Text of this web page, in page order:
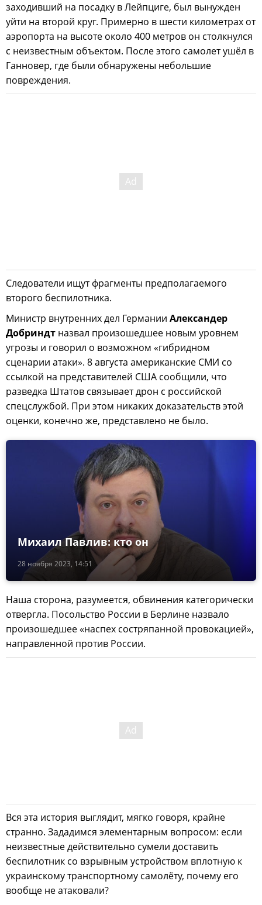
заходивший на посадку в Лейпциге, был вынужден
уйти на второй круг. Примерно в шести километрах от
аэропорта на высоте около 400 метров он столкнулся
с неизвестным объектом. После этого самолет ушёл в
Ганновер, где были обнаружены небольшие
повреждения.
Следователи ищут фрагменты предполагаемого
второго беспилотника.
Министр внутренних дел Германии Александер
Добриндт назвал произошедшее новым уровнем
угрозы и говорил о возможном «гибридном
сценарии атаки». 8 августа американские СМИ со
ссылкой на представителей США сообщили, что
разведка Штатов связывает дрон с российской
спецслужбой. При этом никаких доказательств этой
оценки, конечно же, представлено не было.
28 ноября 2023, 14:51
Михаил Павлив: кто он
Наша сторона, разумеется, обвинения категорически
отвергла. Посольство России в Берлине назвало
произошедшее «наспех состряпанной провокацией»,
направленной против России.
Вся эта история выглядит, мягко говоря, крайне
странно. Зададимся элементарным вопросом: если
неизвестные действительно сумели доставить
беспилотник со взрывным устройством вплотную к
украинскому транспортному самолёту, почему его
вообще не атаковали?